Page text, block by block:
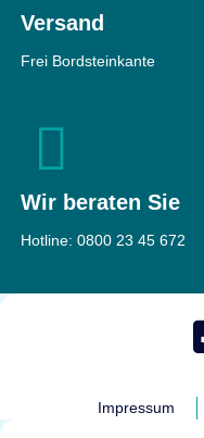
Versand
Frei Bordsteinkante
Wir beraten Sie
Hotline: 0800 23 45 672
Impressum